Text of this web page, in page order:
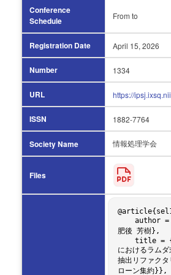
Conference
Schedule
From to
Registration Date April 15, 2026
Number 1334
URL https://
ISSN 1882-7764
Society Name 情報処理学会
Files
肥後 芳樹},
におけるラム
抽出リファク
ローン集約}},